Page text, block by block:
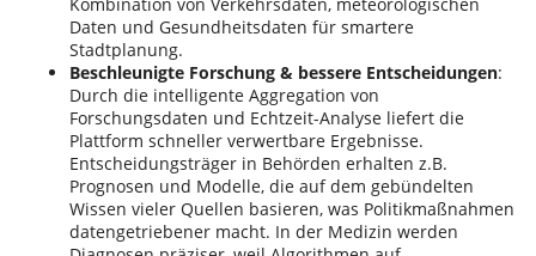
Daten und Gesundheitsdaten für smartere
Stadtplanung.
Beschleunigte Forschung & bessere Entscheidungen:
Durch die intelligente Aggregation von
Forschungsdaten und Echtzeit-Analyse liefert die
Plattform schneller verwertbare Ergebnisse.
Entscheidungsträger in Behörden erhalten z.B.
Prognosen und Modelle, die auf dem gebündelten
Wissen vieler Quellen basieren, was Politikmaßnahmen
datengetriebener macht. In der Medizin werden